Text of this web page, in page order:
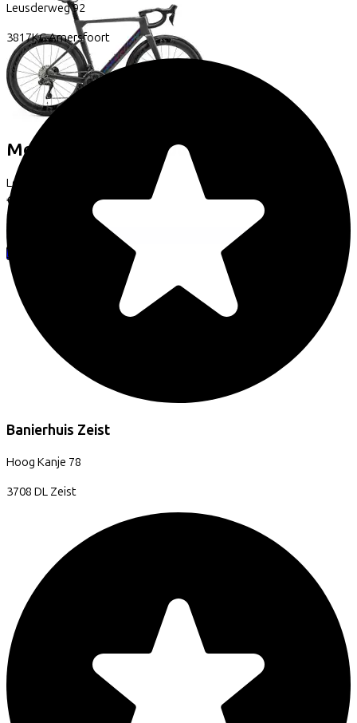
Leusderweg92
3817KCAmersfoort
Banierhuis Zeist
Hoog Kanje 78
3708 DL Zeist
Merida REACTO 9000
Leaseprijs p/m vanaf
€158,32
Prijs
Bespaar
Bekijk